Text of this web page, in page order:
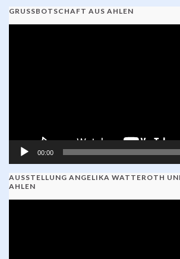
GRUSSBOTSCHAFT AUS AHLEN
00:00
AUSSTELLUNG ANGELIKA WATTEROTH
AHLEN